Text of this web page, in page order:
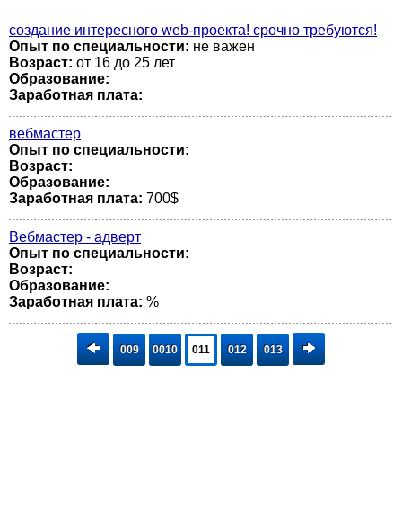
создание интересного web-проекта! срочно требуются!
Опыт по специальности: не важен
Возраст: от 16 до 25 лет
Образование:
Заработная плата:
вебмастер
Опыт по специальности:
Возраст:
Образование:
Заработная плата: 700$
Вебмастер - адверт
Опыт по специальности:
Возраст:
Образование:
Заработная плата: %
009 0010 011 012 013